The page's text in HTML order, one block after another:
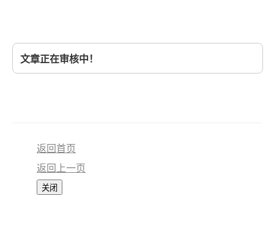
文章正在审核中！
返回首页
返回上一页
关闭